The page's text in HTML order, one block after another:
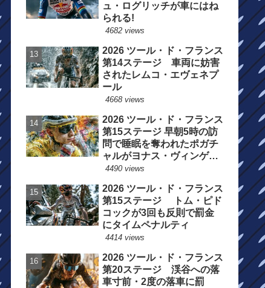
ュ・ログリッチが車にはね
られる!
4682 views
2026 ツール・ド・フランス
第14ステージ 車両に妨害
されたレムコ・エヴェネプ
ール
4668 views
2026 ツール・ド・フランス
第15ステージ 早朝5時の訪
問で睡眠を奪われたポガチ
ャルがヨナス・ヴィンゲゴ
ーの離脱を惜しむ
4490 views
2026 ツール・ド・フランス
第15ステージ トム・ピド
コックが3回も反則で罰金
にタイムペナルティ
4414 views
2026 ツール・ド・フランス
第20ステージ 渓谷への落
車寸前・2度の落車に罰